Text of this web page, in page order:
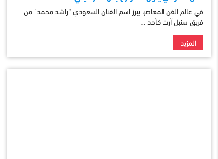
في عالم الفن المعاصر، يبرز اسم الفنان السعودي “راشد محمد” من
فريق سنبل آرت كأحد …
المزيد